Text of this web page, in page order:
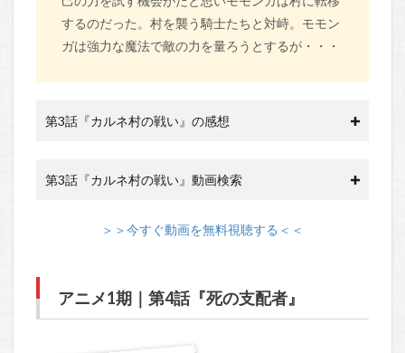
するのだった。村を襲う騎士たちと対峙。モモン
ガは強力な魔法で敵の力を量ろうとするが・・・
第3話『カルネ村の戦い』の感想
第3話『カルネ村の戦い』動画検索
＞＞今すぐ動画を無料視聴する＜＜
アニメ1期｜第4話『死の支配者』